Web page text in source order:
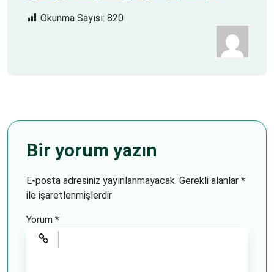
Okunma Sayısı: 820
Bir yorum yazın
E-posta adresiniz yayınlanmayacak. Gerekli alanlar *
ile işaretlenmişlerdir
Yorum *